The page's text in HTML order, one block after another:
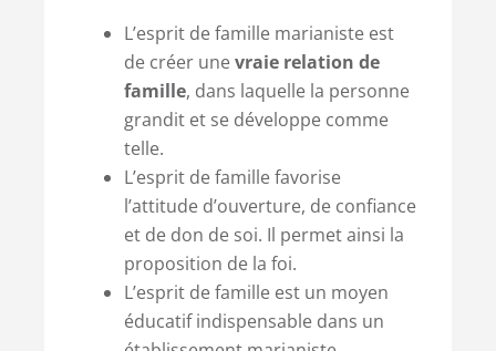
L’esprit de famille marianiste est
de créer unevraie relation de
famille, dans laquelle la personne
grandit et se développe comme
telle.
L’esprit de famille favorise
l’attitude d’ouverture, de confiance
et de don de soi. Il permet ainsi la
proposition de la foi.
L’esprit de famille est un moyen
éducatif indispensable dans un